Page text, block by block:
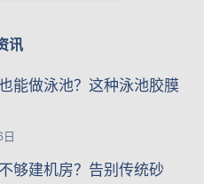
讯
能做泳池？这种泳池胶膜
够建机房？告别传统砂